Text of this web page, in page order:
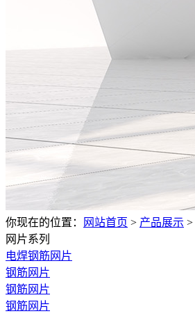
你现在的位置： 网站首页 > 产品展示 >
网片系列
电焊钢筋网片
钢筋网片
钢筋网片
钢筋网片